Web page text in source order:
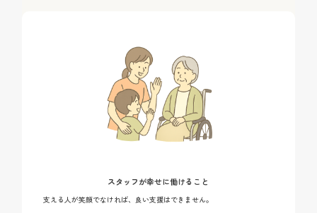
スタッフが幸せに働けること
支える人が笑顔でなければ、良い支援はできません。